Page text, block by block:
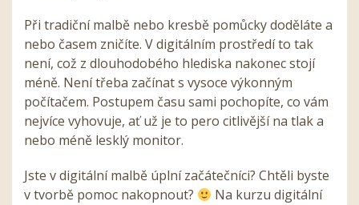
Při tradiční malbě nebo kresbě pomůcky doděláte a
nebo časem zničíte. V digitálním prostředí to tak
není, což z dlouhodobého hlediska nakonec stojí
méně. Není třeba začínat s vysoce výkonným
počítačem. Postupem času sami pochopíte, co vám
nejvíce vyhovuje, ať už je to pero citlivější na tlak a
nebo méně lesklý monitor.
Jste v digitální malbě úplní začátečníci? Chtěli byste
v tvorbě pomoc nakopnout?
Na kurzu digitální